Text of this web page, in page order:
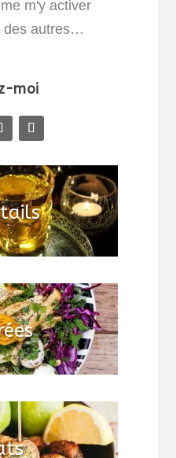
m'y activer
des autres…
moi